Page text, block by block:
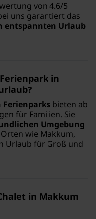
von 4.6/5
uns garantiert das
entspannten Urlaub
in
Ferienparks bieten ab
für Familien. Sie
Umgebung
wie Makkum,
Urlaub für Groß und
in Makkum